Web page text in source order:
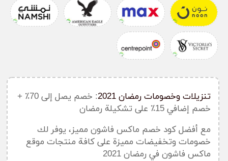
تنزيلات وخصومات رمضان 2021
: خصم يصل إلى 70٪ +
خصم إضافي 15٪ على تشكيلة رمضان
مع أفضل كود خصم ماكس فاشون مميز، يوفر لك
خصومات وتخفيضات مميزة على كافة منتجات موقع
ماكس فاشون في رمضان 2021